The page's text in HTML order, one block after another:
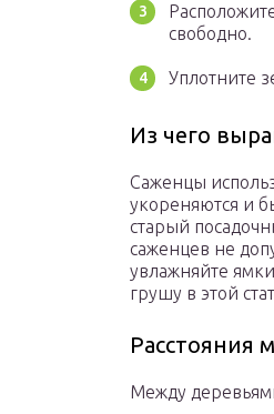
свободно.
Уплотните
Из чего
Саженцы
укореняются и
старый
саженцев не
увлажняйте
грушу в этой
Расстояния
Между